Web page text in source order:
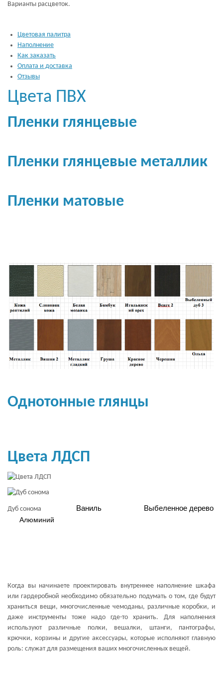
Варианты расцветок.
Цветовая палитра
Наполнение
Как заказать
Оплата и доставка
Отзывы
Цвета ПВХ
Пленки глянцевые
Пленки глянцевые металлик
Пленки матовые
Однотонные глянцы
Цвета ЛДСП
Дуб сонома Ваниль Выбеленное дерево
Алюминий
Когда вы начинаете проектировать внутреннее наполнение шкафа
или гардеробной необходимо обязательно подумать о том, где будут
храниться вещи, многочисленные чемоданы, различные коробки, и
даже инструменты тоже надо где-то хранить. Для наполнения
используют различные полки, вешалки, штанги, пантографы,
крючки, корзины и другие аксессуары, которые исполняют главную
роль: служат для размещения ваших многочисленных вещей.